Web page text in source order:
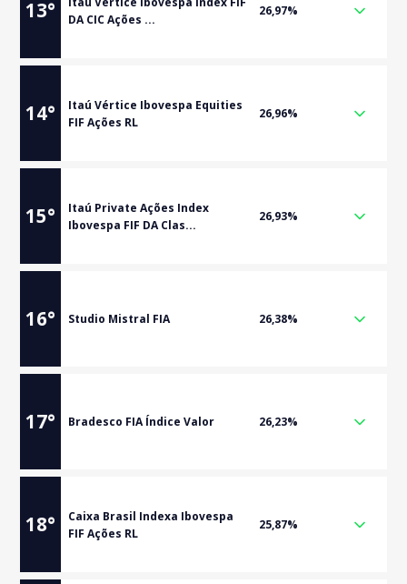
13°
DA CIC Ações ...
26,97%
14°
Itaú Vértice Ibovespa Equities
FIF Ações RL
26,96%
15°
Itaú Private Ações Index
Ibovespa FIF DA Clas...
26,93%
16° Studio Mistral FIA 26,38%
17° Bradesco FIA Índice Valor 26,23%
18°
Caixa Brasil Indexa Ibovespa
FIF Ações RL
25,87%